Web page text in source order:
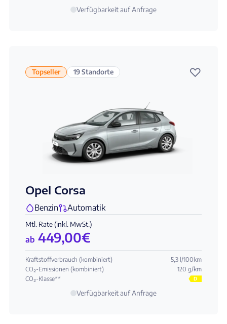
Verfügbarkeit auf Anfrage
Topseller 19 Standorte ♡
Opel Corsa
Benzin Automatik
Mtl. Rate (inkl. MwSt.)
ab 449,00€
Kraftstoffverbrauch (kombiniert)
5,3 l/100km
CO₂-Emissionen (kombiniert)
120 g/km
CO₂-Klasse**
D
Verfügbarkeit auf Anfrage